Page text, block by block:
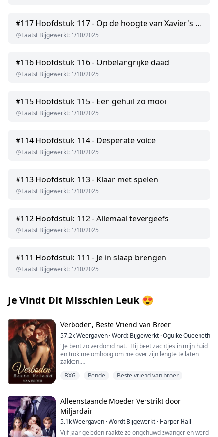
#117 Hoofdstuk 117 - Op de hoogte van Xavier's plannen
Laatst Bijgewerkt: 1/10/2025
#116 Hoofdstuk 116 - Onbelangrijke daad
Laatst Bijgewerkt: 1/10/2025
#115 Hoofdstuk 115 - Een gehuil zo mooi
Laatst Bijgewerkt: 1/10/2025
#114 Hoofdstuk 114 - Desperate voice
Laatst Bijgewerkt: 1/10/2025
#113 Hoofdstuk 113 - Klaar met spelen
Laatst Bijgewerkt: 1/10/2025
#112 Hoofdstuk 112 - Allemaal tevergeefs
Laatst Bijgewerkt: 1/10/2025
#111 Hoofdstuk 111 - Je in slaap brengen
Laatst Bijgewerkt: 1/10/2025
Je Vindt Dit Misschien Leuk😍
Verboden, Beste Vriend van Broer
57.2kWeergaven ·Wordt Bijgewerkt ·Oguike Queeneth
"Je bent zo verdomd nat." Hij beet zachtjes in mijn huid
en trok me omhoog om me over zijn lengte te laten
zakken.
"Je gaat elke centimeter van me nemen." Hij fluisterde
"God, je voelt zo verdomd goed. Is dit wat je wilde, mijn
pik in je?" vroeg hij, wetende dat ik hem vanaf het begin
had verleid.
"J...ja," hijgde ik.
BXG Bende Beste vriend van broer
Alleenstaande Moeder Verstrikt door
Miljardair
5.1kWeergaven ·Wordt Bijgewerkt · Harper Hall
Vijf jaar geleden raakte ze ongehuwd zwanger en werd